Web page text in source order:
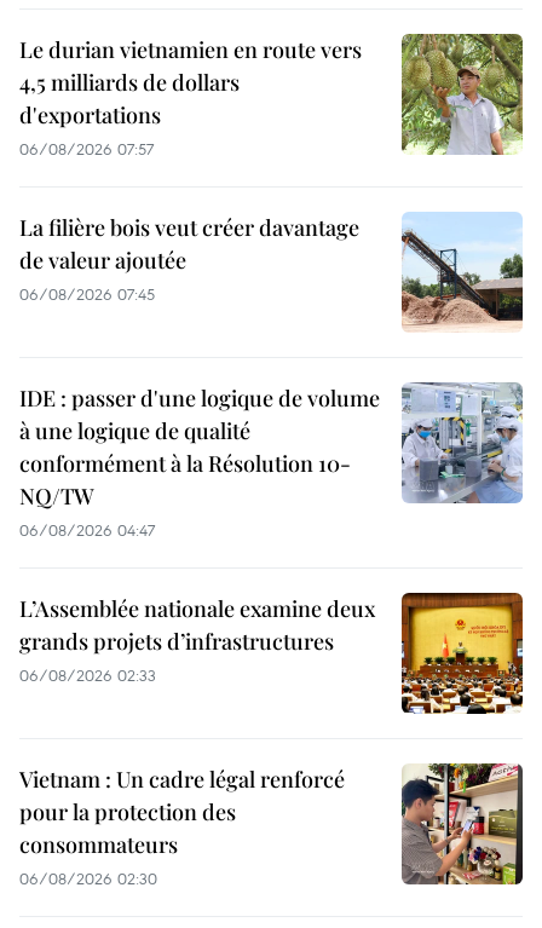
Le durian vietnamien en route vers
4,5 milliards de dollars
d'exportations
06/08/2026 07:57
La filière bois veut créer davantage
de valeur ajoutée
06/08/2026 07:45
IDE : passer d'une logique de volume
à une logique de qualité
conformément à la Résolution 10-
NQ/TW
06/08/2026 04:47
L’Assemblée nationale examine deux
grands projets d’infrastructures
06/08/2026 02:33
Vietnam : Un cadre légal renforcé
pour la protection des
consommateurs
06/08/2026 02:30